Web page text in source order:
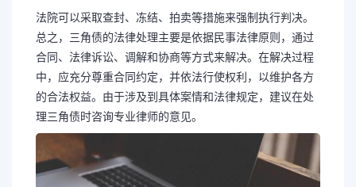
法院可以采取查封、冻结、拍卖等措施来强制执行判决。
总之，三角债的法律处理主要是依据民事法律原则，通过
合同、法律诉讼、调解和协商等方式来解决。在解决过程
中，应充分尊重合同约定，并依法行使权利，以维护各方
的合法权益。由于涉及到具体案情和法律规定，建议在处
理三角债时咨询专业律师的意见。